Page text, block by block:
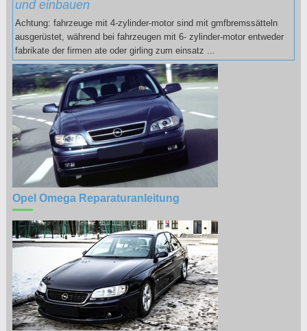
und einbauen
Achtung: fahrzeuge mit 4-zylinder-motor sind mit gmfbremssätteln
ausgerüstet, während bei fahrzeugen mit 6- zylinder-motor entweder
fabrikate der firmen ate oder girling zum einsatz ...
Opel Omega Reparaturanleitung